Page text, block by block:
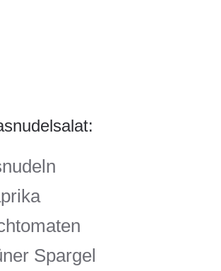
Spargel